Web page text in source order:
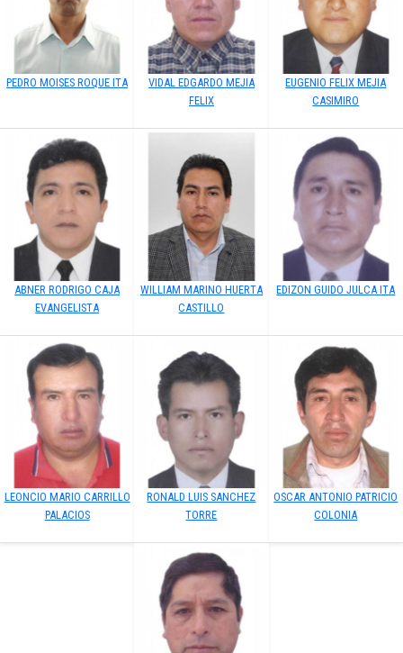
PEDRO MOISES ROQUE ITA
VIDAL EDGARDO MEJIA
FELIX
EUGENIO FELIX MEJIA
CASIMIRO
ABNER RODRIGO CAJA
EVANGELISTA
WILLIAM MARINO HUERTA
CASTILLO
EDIZON GUIDO JULCA ITA
LEONCIO MARIO CARRILLO
PALACIOS
RONALD LUIS SANCHEZ
TORRE
OSCAR ANTONIO PATRICIO
COLONIA